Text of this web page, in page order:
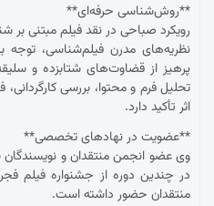
**روش‌شناسی حرفه‌ای**
رویکرد صباحی در نقد فیلم مبتنی بر
نظریه‌های مدرن فیلم‌شناسی، توجه
پرهیز از قضاوت‌های شتابزده و
تحلیل فرم و محتوا، بررسی
اثر تأکید دارد.
**عضویت در نهادهای تخصصی**
وی عضو انجمن منتقدان و
در چندین دوره از جشنواره فیلم
منتقدان حضور داشته است.